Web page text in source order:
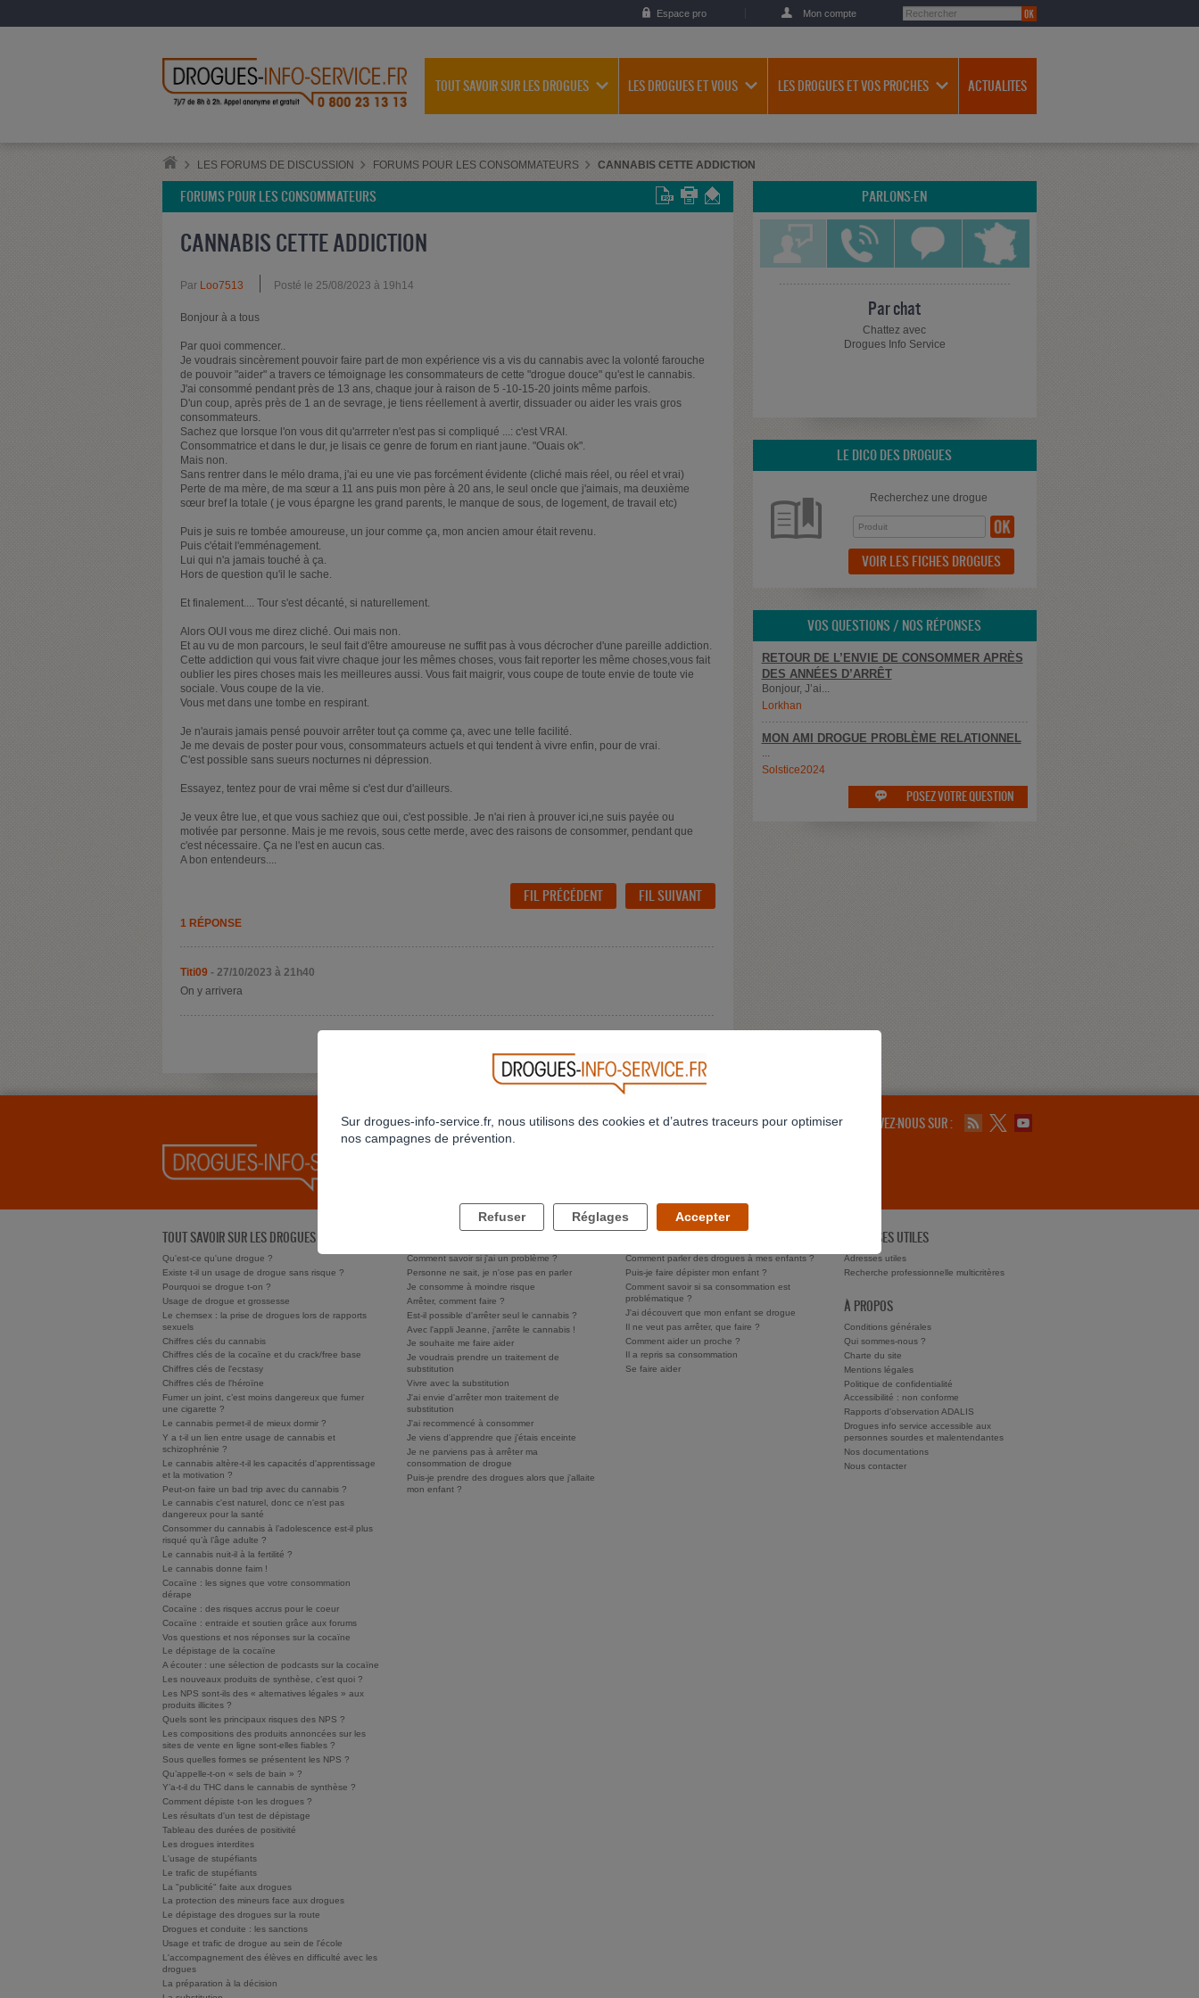
Espace pro Mon compte
TOUT SAVOIR SUR LES DROGUES LES DROGUES ET VOUS LES DROGUES ET VOS PROCHES ACTUALITES
LES FORUMS DE DISCUSSION FORUMS POUR LES CONSOMMATEURS CANNABIS CETTE ADDICTION
FORUMS POUR LES CONSOMMATEURS
CANNABIS CETTE ADDICTION
Par Loo7513 Posté le 25/08/2023 à 19h14
Bonjour à a tous
Par quoi commencer..
Je voudrais sincèrement pouvoir faire part de mon expérience vis a vis du cannabis avec la volonté farouche
de pouvoir "aider" a travers ce témoignage les consommateurs de cette "drogue douce" qu'est le cannabis.
J'ai consommé pendant près de 13 ans, chaque jour à raison de 5 -10-15-20 joints même parfois.
D'un coup, après près de 1 an de sevrage, je tiens réellement à avertir, dissuader ou aider les vrais gros
consommateurs.
Sachez que lorsque l'on vous dit qu'arrreter n'est pas si compliqué ...: c'est VRAI.
Consommatrice et dans le dur, je lisais ce genre de forum en riant jaune. "Ouais ok".
Mais non.
Sans rentrer dans le mélo drama, j'ai eu une vie pas forcément évidente (cliché mais réel, ou réel et vrai)
Perte de ma mère, de ma sœur a 11 ans puis mon père à 20 ans, le seul oncle que j'aimais, ma deuxième
sœur bref la totale ( je vous épargne les grand parents, le manque de sous, de logement, de travail etc)
Puis je suis re tombée amoureuse, un jour comme ça, mon ancien amour était revenu.
Puis c'était l'emménagement.
Lui qui n'a jamais touché à ça.
Hors de question qu'il le sache.
Et finalement.... Tour s'est décanté, si naturellement.
Alors OUI vous me direz cliché. Oui mais non.
Et au vu de mon parcours, le seul fait d'être amoureuse ne suffit pas à vous décrocher d'une pareille addiction.
Cette addiction qui vous fait vivre chaque jour les mêmes choses, vous fait reporter les même choses,vous fait
oublier les pires choses mais les meilleures aussi. Vous fait maigrir, vous coupe de toute envie de toute vie
sociale. Vous coupe de la vie.
Vous met dans une tombe en respirant.
Je n'aurais jamais pensé pouvoir arrêter tout ça comme ça, avec une telle facilité.
Je me devais de poster pour vous, consommateurs actuels et qui tendent à vivre enfin, pour de vrai.
C'est possible sans sueurs nocturnes ni dépression.
Essayez, tentez pour de vrai même si c'est dur d'ailleurs.
Je veux être lue, et que vous sachiez que oui, c'est possible. Je n'ai rien à prouver ici,ne suis payée ou
motivée par personne. Mais je me revois, sous cette merde, avec des raisons de consommer, pendant que
c'est nécessaire. Ça ne l'est en aucun cas.
A bon entendeurs....
FIL PRÉCÉDENT FIL SUIVANT
1 RÉPONSE
Titi09 - 27/10/2023 à 21h40
On y arrivera
PARLONS-EN
Par chat
Chattez avec
Drogues Info Service
LE DICO DES DROGUES
Recherchez une drogue
VOIR LES FICHES DROGUES
VOS QUESTIONS / NOS RÉPONSES
RETOUR DE L’ENVIE DE CONSOMMER APRÈS
DES ANNÉES D’ARRÊT
Bonjour, J’ai...
Lorkhan
MON AMI DROGUE PROBLÈME RELATIONNEL
Solstice2024
 POSEZ VOTRE QUESTION
SUIVEZ-NOUS SUR :
TOUT SAVOIR SUR LES DROGUES
Qu'est-ce qu'une drogue ?
Existe t-il un usage de drogue sans risque ?
Pourquoi se drogue t-on ?
Usage de drogue et grossesse
Le chemsex : la prise de drogues lors de rapports
sexuels
Chiffres clés du cannabis
Chiffres clés de la cocaïne et du crack/free base
Chiffres clés de l'ecstasy
Chiffres clés de l'héroïne
Fumer un joint, c’est moins dangereux que fumer
une cigarette ?
Le cannabis permet-il de mieux dormir ?
Y a t-il un lien entre usage de cannabis et
schizophrénie ?
Le cannabis altère-t-il les capacités d'apprentissage
et la motivation ?
Peut-on faire un bad trip avec du cannabis ?
Le cannabis c'est naturel, donc ce n'est pas
dangereux pour la santé
Consommer du cannabis à l’adolescence est-il plus
risqué qu’à l’âge adulte ?
Le cannabis nuit-il à la fertilité ?
Le cannabis donne faim !
Cocaïne : les signes que votre consommation
dérape
Cocaïne : des risques accrus pour le coeur
Cocaïne : entraide et soutien grâce aux forums
Vos questions et nos réponses sur la cocaïne
Le dépistage de la cocaïne
A écouter : une sélection de podcasts sur la cocaïne
Les nouveaux produits de synthèse, c’est quoi ?
Les NPS sont-ils des « alternatives légales » aux
produits illicites ?
Quels sont les principaux risques des NPS ?
Les compositions des produits annoncées sur les
sites de vente en ligne sont-elles fiables ?
Sous quelles formes se présentent les NPS ?
Qu’appelle-t-on « sels de bain » ?
Y’a-t-il du THC dans le cannabis de synthèse ?
Comment dépiste t-on les drogues ?
Les résultats d'un test de dépistage
Tableau des durées de positivité
Les drogues interdites
L'usage de stupéfiants
Le trafic de stupéfiants
La "publicité" faite aux drogues
La protection des mineurs face aux drogues
Le dépistage des drogues sur la route
Drogues et conduite : les sanctions
Usage et trafic de drogue au sein de l'école
L'accompagnement des élèves en difficulté avec les
drogues
La préparation à la décision
Comment savoir si j'ai un problème ?
Personne ne sait, je n'ose pas en parler
Je consomme à moindre risque
Arrêter, comment faire ?
Est-il possible d'arrêter seul le cannabis ?
Avec l'appli Jeanne, j'arrête le cannabis !
Je souhaite me faire aider
Je voudrais prendre un traitement de
substitution
Vivre avec la substitution
J'ai envie d'arrêter mon traitement de
substitution
J'ai recommencé à consommer
Je viens d'apprendre que j'étais enceinte
Je ne parviens pas à arrêter ma
consommation de drogue
Puis-je prendre des drogues alors que j'allaite
mon enfant ?
Comment parler des drogues à mes enfants ?
Puis-je faire dépister mon enfant ?
Comment savoir si sa consommation est
problématique ?
J'ai découvert que mon enfant se drogue
Il ne veut pas arrêter, que faire ?
Comment aider un proche ?
Il a repris sa consommation
Se faire aider
ADRESSES UTILES
Adresses utiles
Recherche professionnelle multicritères
À PROPOS
Conditions générales
Qui sommes-nous ?
Charte du site
Mentions légales
Politique de confidentialité
Accessibilité : non conforme
Rapports d'observation ADALIS
Drogues info service accessible aux
personnes sourdes et malentendantes
Nos documentations
Nous contacter
Sur drogues-info-service.fr, nous utilisons des cookies et d’autres traceurs pour optimiser
nos campagnes de prévention.
Refuser Réglages Accepter